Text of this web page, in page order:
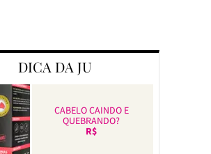
DICA DA JU
CABELO CAINDO E
QUEBRANDO?
R$